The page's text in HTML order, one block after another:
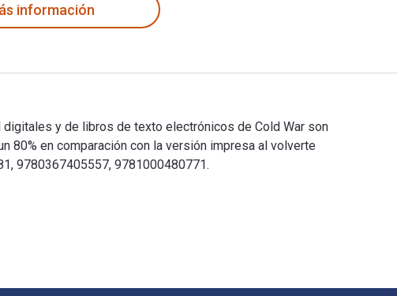
información
digitales y de libros de texto electrónicos de Cold War son
80% en comparación con la versión impresa al volverte
9780367405557, 9781000480771.